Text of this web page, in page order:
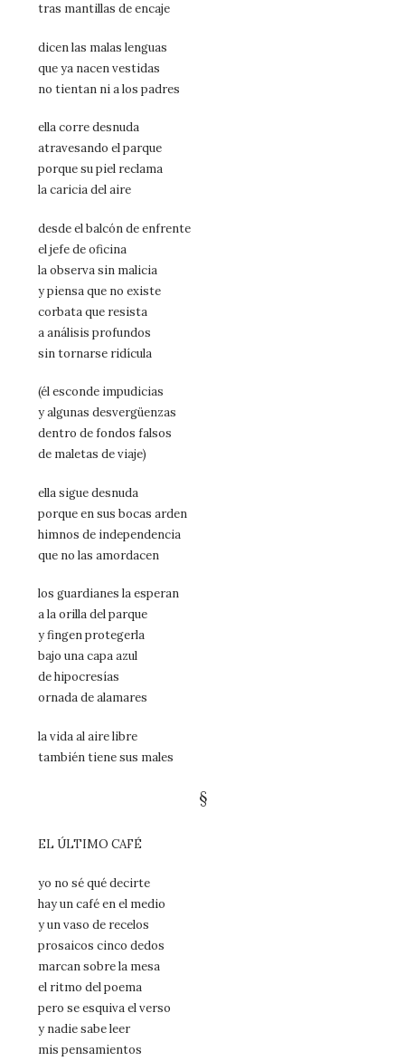
tras mantillas de encaje
dicen las malas lenguas
que ya nacen vestidas
no tientan ni a los padres
ella corre desnuda
atravesando el parque
porque su piel reclama
la caricia del aire
desde el balcón de enfrente
el jefe de oficina
la observa sin malicia
y piensa que no existe
corbata que resista
a análisis profundos
sin tornarse ridícula
(él esconde impudicias
y algunas desvergüenzas
dentro de fondos falsos
de maletas de viaje)
ella sigue desnuda
porque en sus bocas arden
himnos de independencia
que no las amordacen
los guardianes la esperan
a la orilla del parque
y fingen protegerla
bajo una capa azul
de hipocresías
ornada de alamares
la vida al aire libre
también tiene sus males
§
EL ÚLTIMO CAFÉ
yo no sé qué decirte
hay un café en el medio
y un vaso de recelos
prosaicos cinco dedos
marcan sobre la mesa
el ritmo del poema
pero se esquiva el verso
y nadie sabe leer
mis pensamientos